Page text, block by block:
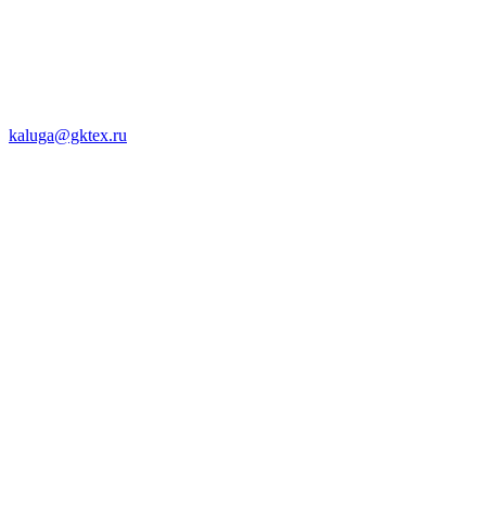
kaluga@gktex.ru